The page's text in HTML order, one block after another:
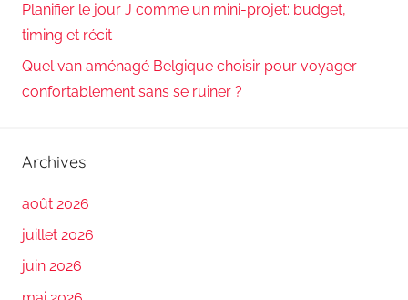
Planifier le jour J comme un mini-projet: budget,
timing et récit
Quel van aménagé Belgique choisir pour voyager
confortablement sans se ruiner ?
Archives
août 2026
juillet 2026
juin 2026